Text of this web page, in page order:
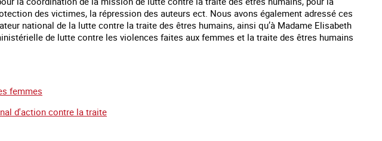
des victimes, la répression des auteurs ect. Nous avons également adressé ces
national de la lutte contre la traite des êtres humains, ainsi qu’à Madame Elisabeth
de lutte contre les violences faites aux femmes et la traite des êtres humains
femmes
d'action contre la traite